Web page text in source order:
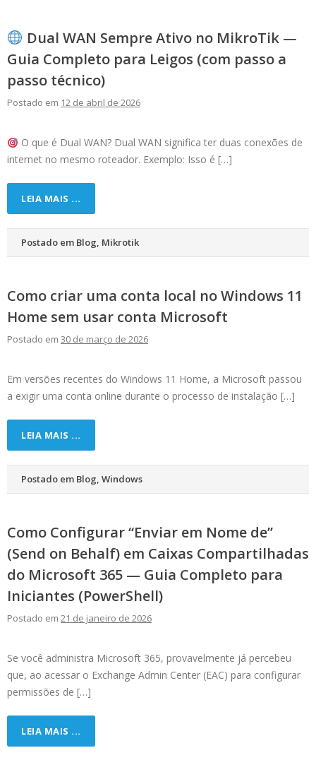
Dual WAN Sempre Ativo no MikroTik —
Guia Completo para Leigos (com passo a
passo técnico)
Postado em 12 de abril de 2026
O que é Dual WAN? Dual WAN significa ter duas conexões de
internet no mesmo roteador. Exemplo: Isso é […]
LEIA MAIS ...
Postado em Blog, Mikrotik
Como criar uma conta local no Windows 11
Home sem usar conta Microsoft
Postado em 30 de março de 2026
Em versões recentes do Windows 11 Home, a Microsoft passou
a exigir uma conta online durante o processo de instalação […]
LEIA MAIS ...
Postado em Blog, Windows
Como Configurar “Enviar em Nome de”
(Send on Behalf) em Caixas Compartilhadas
do Microsoft 365 — Guia Completo para
Iniciantes (PowerShell)
Postado em 21 de janeiro de 2026
Se você administra Microsoft 365, provavelmente já percebeu
que, ao acessar o Exchange Admin Center (EAC) para configurar
permissões de […]
LEIA MAIS ...